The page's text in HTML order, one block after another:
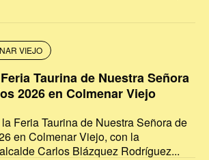
VIEJO
Taurina de Nuestra Señora
2026 en Colmenar Viejo
Feria Taurina de Nuestra Señora de
en Colmenar Viejo, con la
Carlos Blázquez Rodríguez...